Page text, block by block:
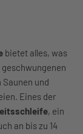
bietet alles, was
und
Eines der
, ein
an bis zu 14